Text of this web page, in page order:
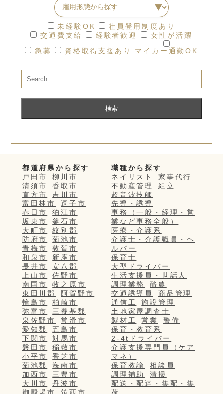
未経験OK
社員登用制度あり
交通費支給
経験者歓迎
女性が活躍
急募
資格取得支援あり マイカー通勤OK
都道府県から探す
戸田市
柳川市
清須市
香取市
直方市
吉川市
富田林市
逗子市
春日市
狛江市
坂東市
釜石市
大町市
紋別郡
防府市
菊池市
青梅市
敦賀市
和泉市
新座市
長井市
安八郡
上山市
佐野市
南国市
牧之原市
東田川郡
阿賀野市
輪島市
柏崎市
弥富市
三養基郡
泉佐野市
常滑市
愛知郡
五島市
下関市
対馬市
磐田市
稲敷市
小平市
香芝市
菊池郡
海南市
加西市
三豊市
大川市
丹波市
御殿場市
筑西市
職種から探す
ネイリスト
家事代行
不動産管理
組立
超音波技師
先導・誘導
事務（一般・経理・営
業など事務全般）
医療・介護系
介護士・介護職員・ヘ
ルパー
保育士
大型ドライバー
生活支援員・世話人
調理業務
酪農
交通誘導員
商品管理
通信工
施設管理
土地家屋調査士
製材工
営業
警備
保育・教育系
2-4tドライバー
介護支援専門員（ケア
マネ）
保育教諭
相談員
調理補助
清掃
配送・配達・集配・集
荷